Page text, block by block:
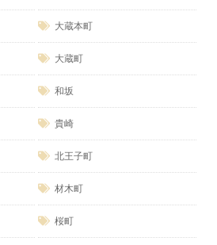
大蔵本町
大蔵町
和坂
貴崎
北王子町
材木町
桜町